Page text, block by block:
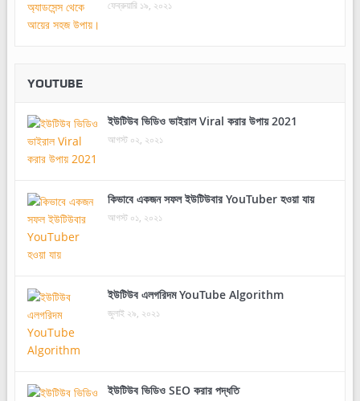
ফেব্রুয়ারি ১৯, ২০২১
YOUTUBE
ইউটিউব ভিডিও ভাইরাল Viral করার উপায় 2021
আগস্ট ০২, ২০২১
কিভাবে একজন সফল ইউটিউবার YouTuber হওয়া যায়
আগস্ট ০১, ২০২১
ইউটিউব এলগরিদম YouTube Algorithm
জুলাই ২৯, ২০২১
ইউটিউব ভিডিও SEO করার পদ্ধতি